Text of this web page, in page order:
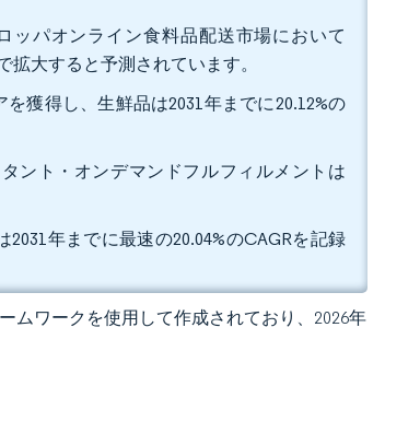
ッパオンライン食料品配送市場において
拡大すると予測されています。
獲得し、生鮮品は2031年までに20.12%の
ント・オンデマンドフルフィルメントは
年までに最速の20.04%のCAGRを記録
ムワークを使用して作成されており、2026年